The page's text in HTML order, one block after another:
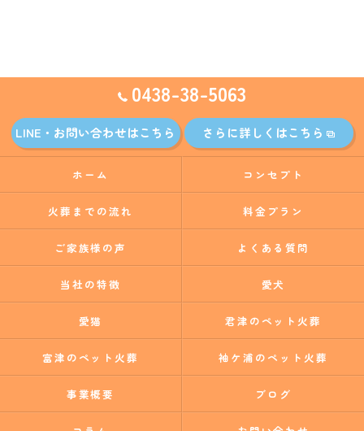
0438-38-5063
LINE・お問い合わせはこちら さらに詳しくはこちら
ホーム コンセプト
火葬までの流れ 料金プラン
ご家族様の声 よくある質問
当社の特徴 愛犬
愛猫 君津のペット火葬
富津のペット火葬 袖ケ浦のペット火葬
事業概要 ブログ